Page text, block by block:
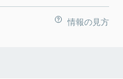
情報の見方